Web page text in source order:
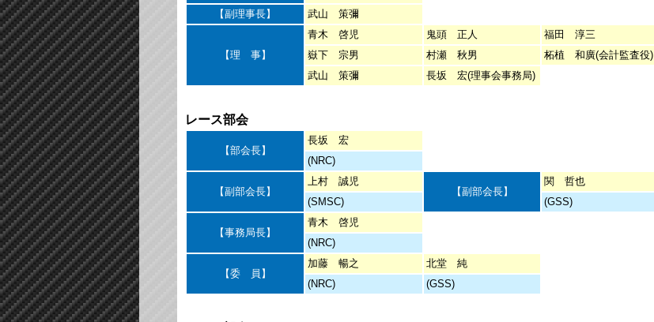
【副理事長】
武山 策彌
【理 事】
青木 啓児 鬼頭 正人
福田 淳三
嶽下 宗男
村瀬 秋男
柘植 和廣(会計監査役)
武山 策彌
長坂 宏(理事会事務局)
レース部会
【部会長】
長坂 宏
(NRC)
【副部会長】
上村 誠児
【副部会長】
関 哲也
(SMSC)
(GSS)
【事務局長】
青木 啓児
(NRC)
【委 員】
加藤 暢之
北堂 純
(NRC)
(GSS)